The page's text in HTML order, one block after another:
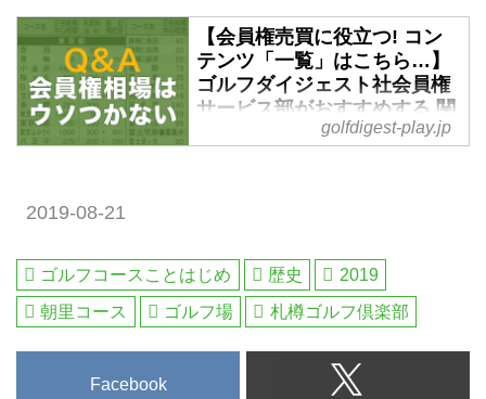
初心者から上級者まで楽しめる厳
選ゴルフ特集を日々配信。編集の
目利きが作るゴルフダイジェスト
の総合サイト「ゴルフへ行こう
WEB byゴルフダイジェスト」
コットランド・欧州・タイ・ベト
ナム…海外ゴルフ旅行をご案内。
ゴルフ会員権の売買、ゴルフダイ
ジェストだけのお得なメンバーシ
ップ情報。初心者から上級者まで
スト」
【会員権売買に役立つ! コン
テンツ「一覧」はこちら…】
ゴルフダイジェスト社会員権
サービス部がおすすめする 関
東 関西「優良コース」情報 -
引業」をスタートしました。
2019年で57年、10万件超の成約
をお手伝させていただきました。
ない】では、会員権売買の最前線
に流れるあらゆる情報をプロ目線
golfdigest-play.jp
2019-08-21
ゴルフコースことはじめ 歴史
2019
朝里コース
ゴルフ場 札樽ゴルフ倶楽部
Facebook